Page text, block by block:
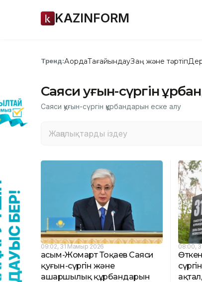
KAZINFORM
Тренд:АқордаТағайындауЗаң және тәртіп
Саяси қуғын-сүргін
Саяси қуғын-сүргін құрбандарын еске алу
09:02, 31 Мамыр 2026
Қасым-Жомарт Тоқаев Саяси
қуғын-сүргін және
ашаршылық құрбандарын
08:00,